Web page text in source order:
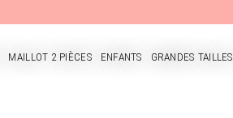
MAILLOT 2 PIÈCES ENFANTS GRANDES TAILLES